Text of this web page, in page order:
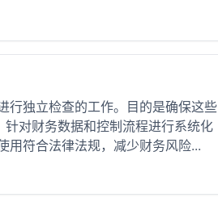
行独立检查的工作。目的是确保这些
对财务数据和控制流程进行系统化
用符合法律法规，减少财务风险...